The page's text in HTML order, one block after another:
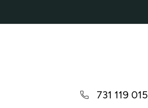
731 119 015